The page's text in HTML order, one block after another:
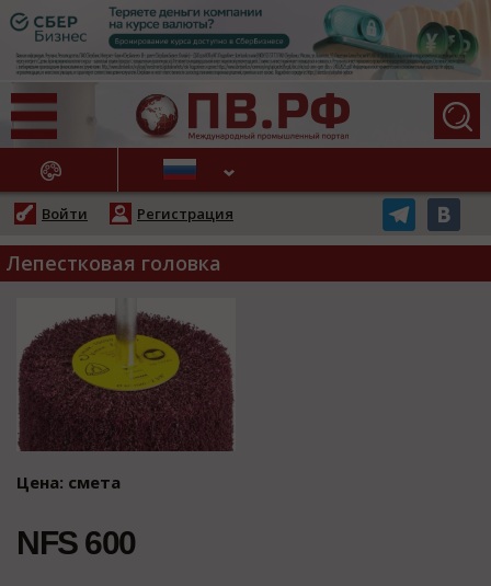
НОВОСТИ
Войти Регистрация
Лепестковая головка
Цена: смета
NFS 600